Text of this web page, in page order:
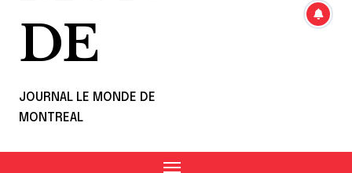
DE
JOURNAL LE MONDE DE
MONTREAL